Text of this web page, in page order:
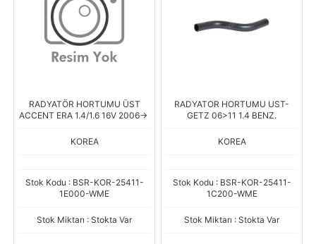
RADYATÖR HORTUMU ÜST
ACCENT ERA 1.4/1.6 16V 2006->
KOREA
Stok Kodu : BSR-KOR-25411-
1E000-WME
Stok Miktarı : Stokta Var
RADYATOR HORTUMU UST-
GETZ 06>11 1.4 BENZ.
KOREA
Stok Kodu : BSR-KOR-25411-
1C200-WME
Stok Miktarı : Stokta Var